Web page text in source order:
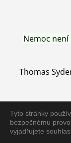
Tyto stránky
bezpečnému
vyjadřujete souhlas.
Nemoc
Thomas
Nemoc je